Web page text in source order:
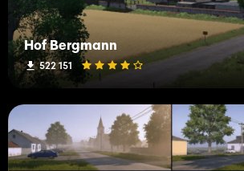
Hof Bergmann
522 151